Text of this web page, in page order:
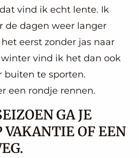
vind ik echt lente. Ik
de dagen weer langer
eerst zonder jas naar
vind ik het dan ook
buiten te sporten.
een rondje rennen.
GA JE
VAKANTIE OF EEN